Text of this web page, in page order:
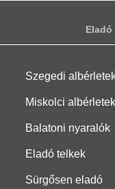
Eladó
Szegedi
Miskolci albérletek
Balatoni nyaralók
Eladó telkek
Sürgősen eladó